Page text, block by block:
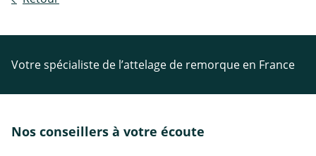
Votre spécialiste de l’attelage de remorque en France
Nos conseillers à votre écoute